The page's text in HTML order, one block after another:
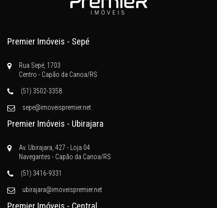
Premier Imóveis - Sepé
Rua Sepé, 1703
Centro - Capão da Canoa/RS
(51) 3502-3358
sepe@imoveispremier.net
Premier Imóveis - Ubirajara
Av. Ubirajara, 427 - Loja 04
Navegantes - Capão da Canoa/RS
(51) 3416-9331
ubirajara@imoveispremier.net